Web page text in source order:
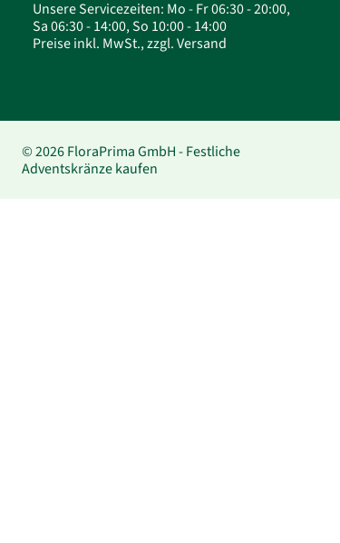
Unsere Servicezeiten: Mo - Fr 06:30 - 20:00,
Sa 06:30 - 14:00, So 10:00 - 14:00
Preise inkl. MwSt., zzgl. Versand
© 2026 FloraPrima GmbH - Festliche
Adventskränze kaufen